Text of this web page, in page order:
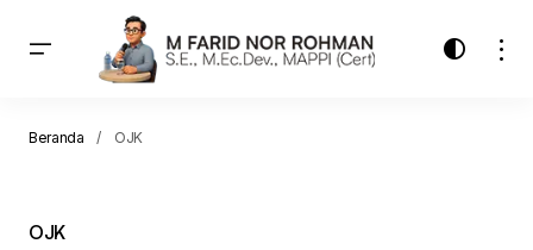
Beranda OJK
OJK